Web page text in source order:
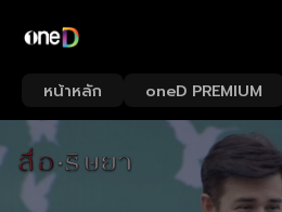
หน้าหลัก oneD PREMIUM